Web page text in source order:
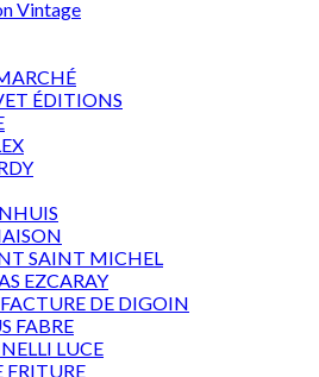
Vintage
ÉDITIONS
SAINT MICHEL
EZCARAY
DE DIGOIN
FABRE
LUCE
FRITURE